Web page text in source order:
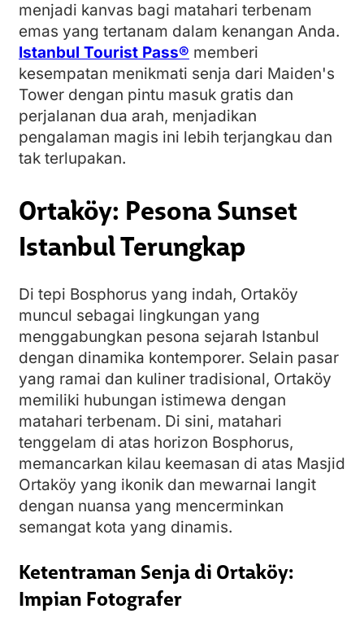
menjadi kanvas bagi matahari terbenam
emas yang tertanam dalam kenangan Anda.
Istanbul Tourist Pass® memberi
kesempatan menikmati senja dari Maiden's
Tower dengan pintu masuk gratis dan
perjalanan dua arah, menjadikan
pengalaman magis ini lebih terjangkau dan
tak terlupakan.
Ortaköy: Pesona Sunset
Istanbul Terungkap
Di tepi Bosphorus yang indah, Ortaköy
muncul sebagai lingkungan yang
menggabungkan pesona sejarah Istanbul
dengan dinamika kontemporer. Selain pasar
yang ramai dan kuliner tradisional, Ortaköy
memiliki hubungan istimewa dengan
matahari terbenam. Di sini, matahari
tenggelam di atas horizon Bosphorus,
memancarkan kilau keemasan di atas Masjid
Ortaköy yang ikonik dan mewarnai langit
dengan nuansa yang mencerminkan
semangat kota yang dinamis.
Ketentraman Senja di Ortaköy:
Impian Fotografer